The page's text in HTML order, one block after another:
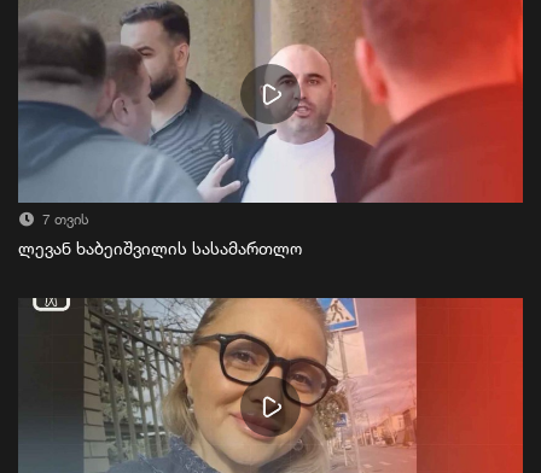
7 თვის
ლევან ხაბეიშვილის სასამართლო